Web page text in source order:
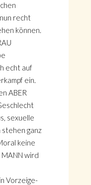
recht
können.
echt auf
ein.
ABER
sexuelle
ganz
keine
wird
Vorzeige-